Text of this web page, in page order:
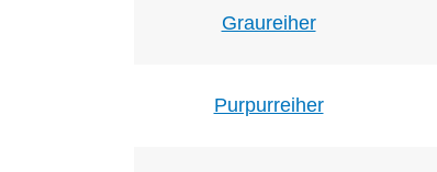
Graureiher
Purpurreiher